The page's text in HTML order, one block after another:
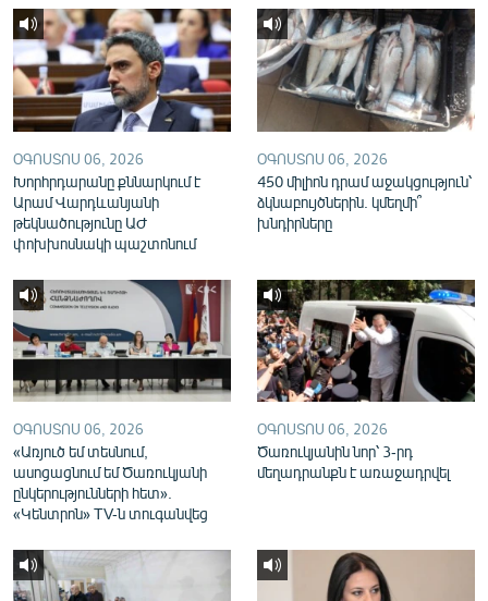
English
Русский
ՀԵՏԵՎԵՔ ՄԵԶ
ՕԳՈՍՏՈՍ 06, 2026
Խորհրդարանը քննարկում է
Արամ Վարդևանյանի
թեկնածությունը ԱԺ
փոխխոսնակի պաշտոնում
ՕԳՈՍՏՈՍ 06, 2026
450 միլիոն դրամ աջակցություն՝
ձկնաբույծներին. կմեղմի՞
խնդիրները
ՕԳՈՍՏՈՍ 06, 2026
«Առյուծ եմ տեսնում,
ասոցացնում եմ Ծառուկյանի
ընկերությունների հետ».
«Կենտրոն» TV-ն տուգանվեց
ՕԳՈՍՏՈՍ 06, 2026
Ծառուկյանին նոր՝ 3-րդ
մեղադրանքն է առաջադրվել